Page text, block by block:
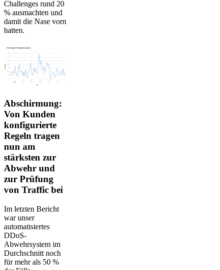
Challenges rund 20
% ausmachten und
damit die Nase vorn
hatten.
Abschirmung:
Von Kunden
konfigurierte
Regeln tragen
nun am
stärksten zur
Abwehr und
zur Prüfung
von Traffic bei
Im letzten Bericht
war unser
automatisiertes
DDoS-
Abwehrsystem im
Durchschnitt noch
für mehr als 50 %